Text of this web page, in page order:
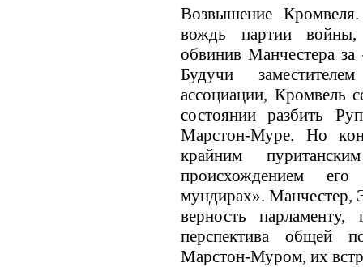
Возвышение
вождь партии
обвинив Манчестера за
Будучи
ассоциации, Кромвель
состоянии разбить
Марстон-Муре. Но
крайним
происхождением
мундирах». Манчестер,
верность
перспектива общей
Марстон-Муром, их